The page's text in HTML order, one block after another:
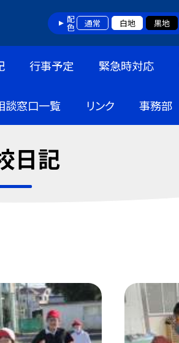
配色 通常 白地 黒地
行事予定 緊急時対応
談窓口一覧 リンク 事務部
日記